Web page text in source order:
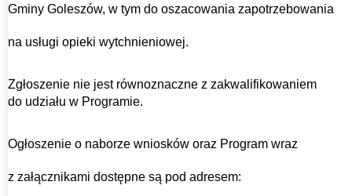
Gminy Goleszów, w tym do oszacowania zapotrzebowania
na usługi opieki wytchnieniowej.
Zgłoszenie nie jest równoznaczne z zakwalifikowaniem
do udziału w Programie.
Ogłoszenie o naborze wniosków oraz Program wraz
z załącznikami dostępne są pod adresem: